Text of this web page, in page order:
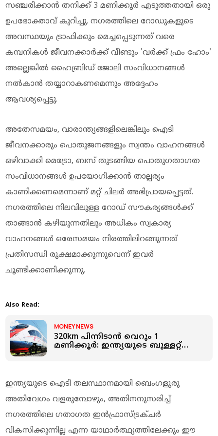
സഞ്ചരിക്കാൻ തനിക്ക് 3 മണിക്കൂർ എടുത്തതായി ഒരു
ഉപഭോക്താവ് കുറിച്ചു. നഗരത്തിലെ റോഡുകളുടെ
അവസ്ഥയും ട്രാഫിക്കും മെച്ചപ്പെടുന്നത് വരെ
കമ്പനികൾ ജീവനക്കാർക്ക് വീണ്ടും 'വർക്ക് ഫ്രം ഹോം'
അല്ലെങ്കിൽ ഹൈബ്രിഡ് ജോലി സംവിധാനങ്ങൾ
നൽകാൻ തയ്യാറാകണമെന്നും അദ്ദേഹം
ആവശ്യപ്പെട്ടു.
അതേസമയം, വാരാന്ത്യങ്ങളിലെങ്കിലും ഐടി
ജീവനക്കാരും പൊതുജനങ്ങളും സ്വന്തം വാഹനങ്ങൾ
ഒഴിവാക്കി മെട്രോ, ബസ് തുടങ്ങിയ പൊതുഗതാഗത
സംവിധാനങ്ങൾ ഉപയോഗിക്കാൻ താല്പര്യം
കാണിക്കണമെന്നാണ് മറ്റ് ചിലർ അഭിപ്രായപ്പെട്ടത്.
നഗരത്തിലെ നിലവിലുള്ള റോഡ് സൗകര്യങ്ങൾക്ക്
താങ്ങാൻ കഴിയുന്നതിലും അധികം സ്വകാര്യ
വാഹനങ്ങൾ ഒരേസമയം നിരത്തിലിറങ്ങുന്നത്
പ്രതിസന്ധി രൂക്ഷമാക്കുന്നുവെന്ന് ഇവർ
ചൂണ്ടിക്കാണിക്കുന്നു.
Also Read:
MONEY NEWS
320km പിന്നിടാന്‍ വെറും 1
മണിക്കൂർ: ഇന്ത്യയുടെ ബുള്ളറ്റ്
ഇന്ത്യയുടെ ഐടി തലസ്ഥാനമായി ബെംഗളൂരു
അതിവേഗം വളരുമ്പോഴും, അതിനനുസരിച്ച്
നഗരത്തിലെ ഗതാഗത ഇൻഫ്രാസ്ട്രക്ചർ
വികസിക്കുന്നില്ല എന്ന യാഥാർത്ഥ്യത്തിലേക്കും ഈ